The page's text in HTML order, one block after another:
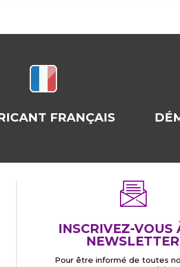
FRANÇAIS
INSCRIVEZ-VOUS
NEWSLETTER
Pour être informé de toutes